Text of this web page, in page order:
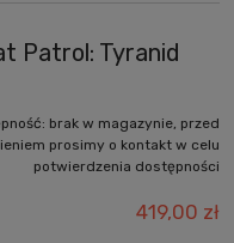
Patrol: Tyranid
brak w magazynie, przed
prosimy o kontakt w celu
potwierdzenia dostępności
419,00 zł